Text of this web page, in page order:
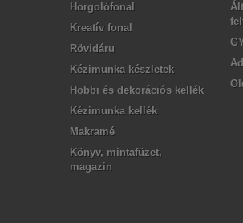
Horgolófonal
Kreatív fonal
Rövidáru
Kézimunka készletek
Hobbi és dekorációs kellék
Kézimunka kellék
Makramé
Könyv, mintafüzet,
magazin